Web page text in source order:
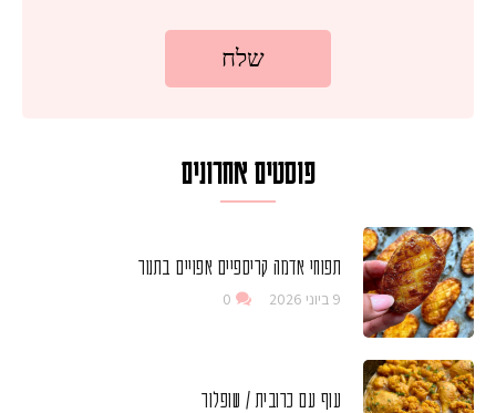
פוסטים אחרונים
תפוחי אדמה קריספיים אפויים בתנור
9 ביוני 2026 0
עוף עם כרובית / שופלור